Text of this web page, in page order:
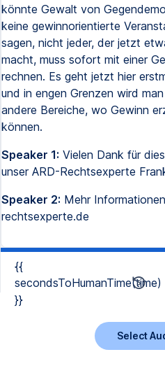
könnte Gewalt von
keine gewinnorientierte
sagen, nicht jeder, der jetzt
macht, muss sofort mit einer
rechnen. Es geht jetzt hier
und in engen Grenzen wird
andere Bereiche, wo Gewinn
können.
Speaker 1: Vielen Dank für
unser ARD-Rechtsexperte
Speaker 2: Mehr
rechtsexperte.de
{{
secondsToHumanTime(time)
}}
Select